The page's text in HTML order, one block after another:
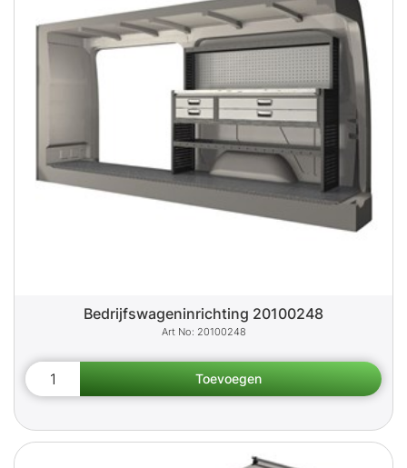
Bedrijfswageninrichting 20100248
20100248